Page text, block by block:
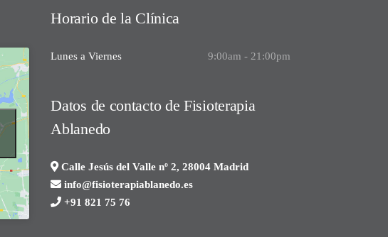
Horario de la Clínica
Lunes a Viernes 9:00am - 21:00pm
Datos de contacto de Fisioterapia
Ablanedo
Calle Jesús del Valle nº 2, 28004 Madrid
info@fisioterapiablanedo.es
+91 821 75 76